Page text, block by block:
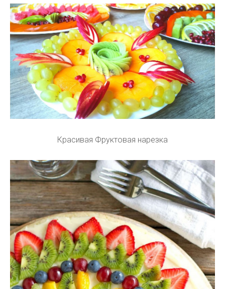
Красивая Фруктовая нарезка